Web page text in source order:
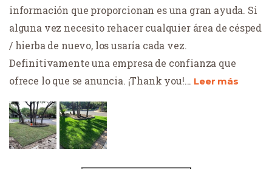
información que proporcionan es una gran ayuda. Si
alguna vez necesito rehacer cualquier área de césped
/ hierba de nuevo, los usaría cada vez.
Definitivamente una empresa de confianza que
ofrece lo que se anuncia. ¡Thank you!... Leer más